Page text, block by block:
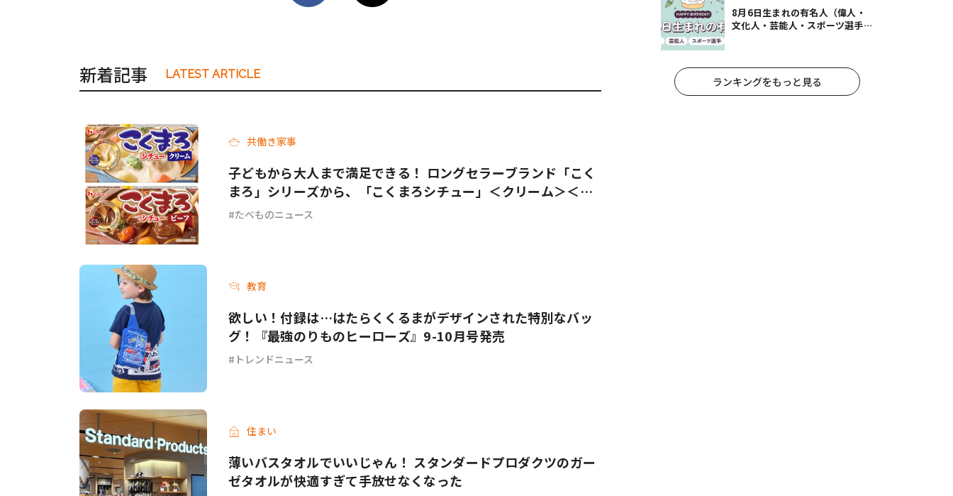
新着記事 LATEST ARTICLE
共働き家事
子どもから大人まで満足できる！ ロングセラーブランド「こく
まろ」シリーズから、「こくまろシチュー」＜クリーム＞＜ビ
ーフ＞が新発売
たべものニュース
教育
欲しい！付録は…はたらくくるまがデザインされた特別なバッ
グ！『最強のりものヒーローズ』9-10月号発売
トレンドニュース
住まい
薄いバスタオルでいいじゃん！ スタンダードプロダクツのガー
ゼタオルが快適すぎて手放せなくなった
8月6日生まれの有名人（偉人・
文化人・芸能人・スポーツ選手・
ランキングをもっと見る